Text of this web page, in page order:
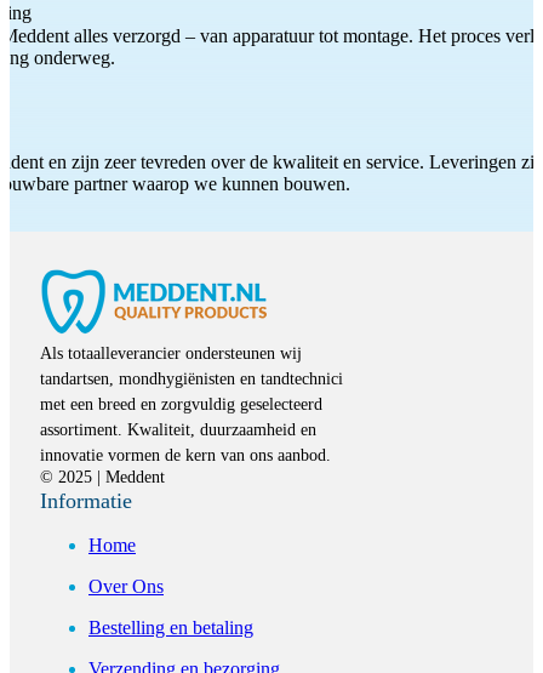
alles verzorgd – van apparatuur tot montage. Het proces
onderweg.
en zijn zeer tevreden over de kwaliteit en service. Leveringen
partner waarop we kunnen bouwen.
Als totaalleverancier ondersteunen wij
tandartsen, mondhygiënisten en tandtechnici
met een breed en zorgvuldig geselecteerd
assortiment. Kwaliteit, duurzaamheid en
innovatie vormen de kern van ons aanbod.
© 2025 | Meddent
Informatie
Home
Over Ons
Bestelling en betaling
Verzending en bezorging